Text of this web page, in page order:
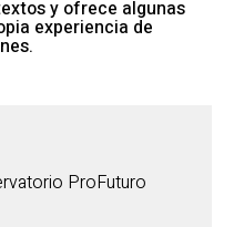
y ofrece algunas
experiencia de
ProFuturo